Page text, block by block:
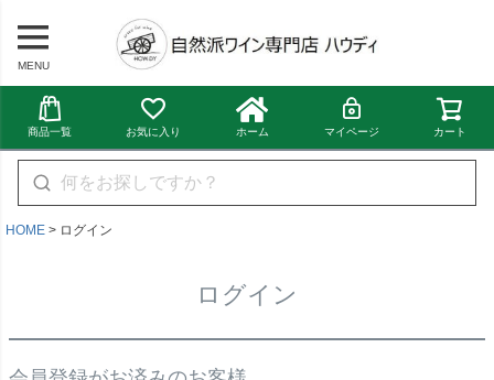
MENU
商品一覧 お気に入り ホーム マイページ カート
HOME ログイン
ログイン